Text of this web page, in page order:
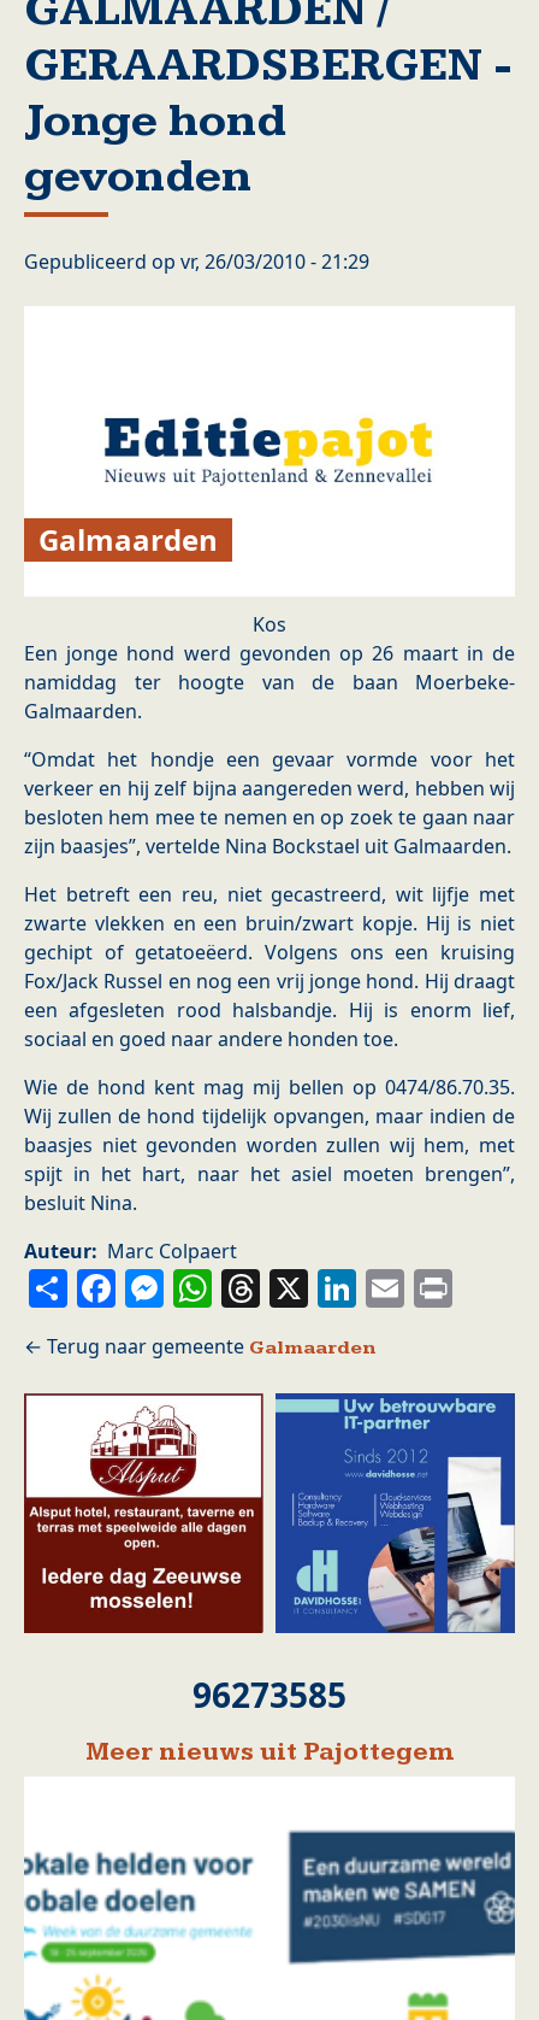
GERAARDSBERGEN -
Jonge hond
gevonden
Gepubliceerd op vr, 26/03/2010 - 21:29
Galmaarden
Kos
Een jonge hond werd gevonden op 26 maart in de
namiddag ter hoogte van de baan Moerbeke-
Galmaarden.
“Omdat het hondje een gevaar vormde voor het
verkeer en hij zelf bijna aangereden werd, hebben wij
besloten hem mee te nemen en op zoek te gaan naar
zijn baasjes”, vertelde Nina Bockstael uit Galmaarden.
Het betreft een reu, niet gecastreerd, wit lijfje met
zwarte vlekken en een bruin/zwart kopje. Hij is niet
gechipt of getatoeëerd. Volgens ons een kruising
Fox/Jack Russel en nog een vrij jonge hond. Hij draagt
een afgesleten rood halsbandje. Hij is enorm lief,
sociaal en goed naar andere honden toe.
Wie de hond kent mag mij bellen op 0474/86.70.35.
Wij zullen de hond tijdelijk opvangen, maar indien de
baasjes niet gevonden worden zullen wij hem, met
spijt in het hart, naar het asiel moeten brengen”,
besluit Nina.
Auteur
Marc Colpaert
ShareFacebook
Messenger
WhatsApp
Threads
X LinkedIn
Email
Galmaarden
96273585
Meer nieuws uit Pajottegem